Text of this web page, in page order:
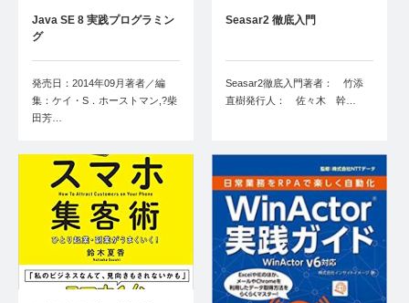
Java SE 8 実践プログラミン
グ
発売日：2014年09月著者／編
集：ケイ・S．ホーストマン,?柴
田芳…
Seasar2 徹底入門
Seasar2徹底入門著者： 竹添
直樹発行人： 佐々木 幹…